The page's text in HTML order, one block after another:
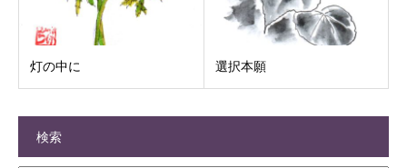
灯の中に 選択本願
検索